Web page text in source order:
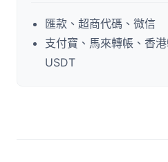
匯款、超商代碼、微信
支付寶、馬來轉帳、香港
USDT